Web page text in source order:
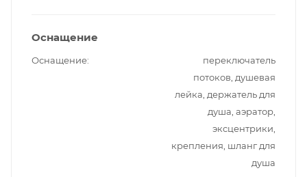
Оснащение
Оснащение
переключатель
потоков, душевая
лейка, держатель для
душа, аэратор,
эксцентрики,
крепления, шланг для
душа